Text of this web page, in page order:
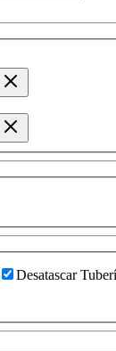
Desatascar